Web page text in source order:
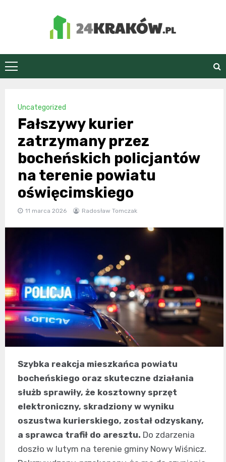
24Kraków.pl
Uncategorized
Fałszywy kurier
zatrzymany przez
bocheńskich policjantów
na terenie powiatu
oświęcimskiego
11 marca 2026 Radosław Tomczak
Szybka reakcja mieszkańca powiatu
bocheńskiego oraz skuteczne działania
służb sprawiły, że kosztowny sprzęt
elektroniczny, skradziony w wyniku
oszustwa kurierskiego, został odzyskany,
a sprawca trafił do aresztu. Do zdarzenia
doszło w lutym na terenie gminy Nowy Wiśnicz.